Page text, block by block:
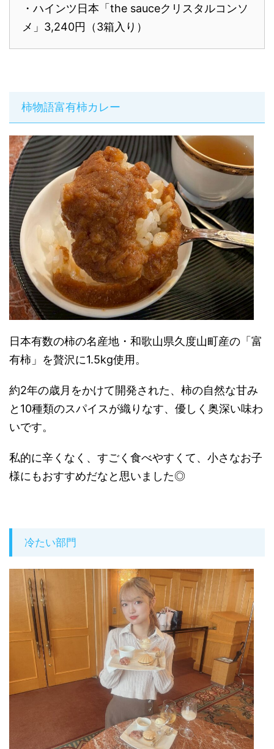
・ハインツ日本「the sauceクリスタルコンソ
メ」3,240円（3箱入り）
柿物語富有柿カレー
日本有数の柿の名産地・和歌山県久度山町産の「富
有柿」を贅沢に1.5kg使用。
約2年の歳月をかけて開発された、柿の自然な甘み
と10種類のスパイスが織りなす、優しく奥深い味わ
いです。
私的に辛くなく、すごく食べやすくて、小さなお子
様にもおすすめだなと思いました◎
冷たい部門